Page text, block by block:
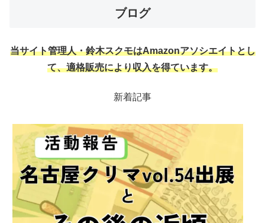
ブログ
当サイト管理人・鈴木スクモはAmazonアソシエイトとし
て、適格販売により収入を得ています。
新着記事